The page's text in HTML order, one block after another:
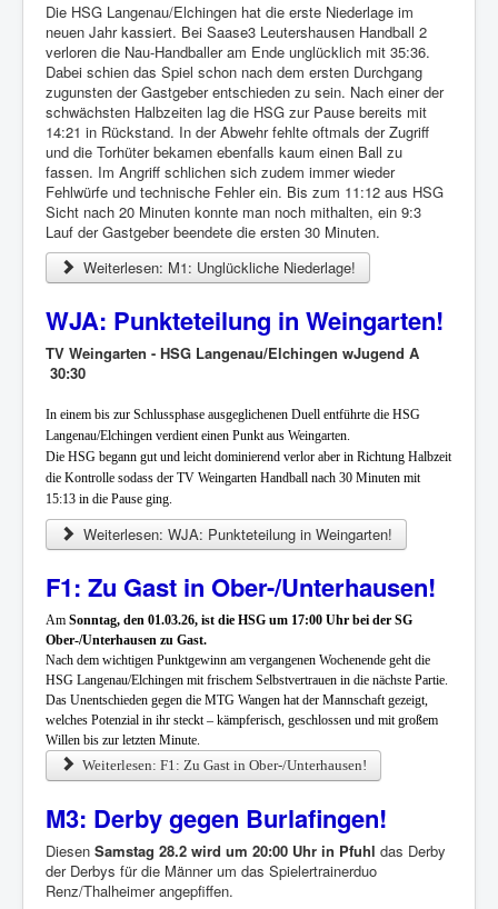
Die HSG Langenau/Elchingen hat die erste Niederlage im
neuen Jahr kassiert. Bei Saase3 Leutershausen Handball 2
verloren die Nau-Handballer am Ende unglücklich mit 35:36.
Dabei schien das Spiel schon nach dem ersten Durchgang
zugunsten der Gastgeber entschieden zu sein. Nach einer der
schwächsten Halbzeiten lag die HSG zur Pause bereits mit
14:21 in Rückstand. In der Abwehr fehlte oftmals der Zugriff
und die Torhüter bekamen ebenfalls kaum einen Ball zu
fassen. Im Angriff schlichen sich zudem immer wieder
Fehlwürfe und technische Fehler ein. Bis zum 11:12 aus HSG
Sicht nach 20 Minuten konnte man noch mithalten, ein 9:3
Lauf der Gastgeber beendete die ersten 30 Minuten.
Weiterlesen: M1: Unglückliche Niederlage!
WJA: Punkteteilung in Weingarten!
TV Weingarten - HSG Langenau/Elchingen wJugend A
30:30
In einem bis zur Schlussphase ausgeglichenen Duell entführte die HSG
Langenau/Elchingen verdient einen Punkt aus Weingarten.
Die HSG begann gut und leicht dominierend verlor aber in Richtung Halbzeit
die Kontrolle sodass der TV Weingarten Handball nach 30 Minuten mit
15:13 in die Pause ging.
Weiterlesen: WJA: Punkteteilung in Weingarten!
F1: Zu Gast in Ober-/Unterhausen!
Am Sonntag, den 01.03.26, ist die HSG um 17:00 Uhr bei der SG
Ober-/Unterhausen zu Gast.
Nach dem wichtigen Punktgewinn am vergangenen Wochenende geht die
HSG Langenau/Elchingen mit frischem Selbstvertrauen in die nächste Partie.
Das Unentschieden gegen die MTG Wangen hat der Mannschaft gezeigt,
welches Potenzial in ihr steckt – kämpferisch, geschlossen und mit großem
Willen bis zur letzten Minute.
Weiterlesen: F1: Zu Gast in Ober-/Unterhausen!
M3: Derby gegen Burlafingen!
Diesen Samstag 28.2 wird um 20:00 Uhr in Pfuhl das Derby
der Derbys für die Männer um das Spielertrainerduo
Renz/Thalheimer angepfiffen.